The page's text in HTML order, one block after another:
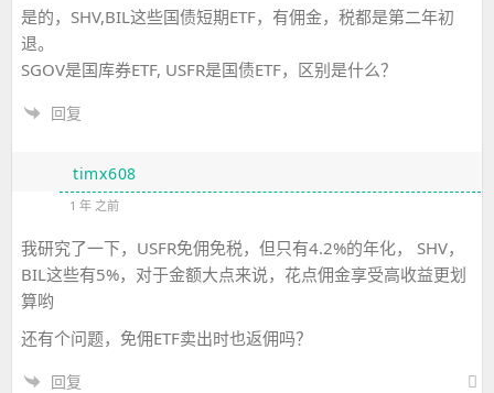
是的，SHV,BIL这些国债短期ETF，有佣金，税都是第二年初
退。
SGOV是国库券ETF, USFR是国债ETF，区别是什么？
回复
timx608
1 年 之前
我研究了一下，USFR免佣免税，但只有4.2%的年化， SHV，
BIL这些有5%，对于金额大点来说，花点佣金享受高收益更划
算哟
还有个问题，免佣ETF卖出时也返佣吗？
回复